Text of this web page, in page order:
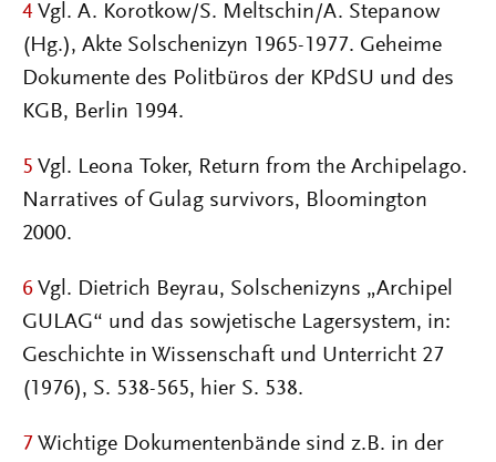
4 Vgl. A. Korotkow/S. Meltschin/A. Stepanow
(Hg.), Akte Solschenizyn 1965-1977. Geheime
Dokumente des Politbüros der KPdSU und des
KGB, Berlin 1994.
5 Vgl. Leona Toker, Return from the Archipelago.
Narratives of Gulag survivors, Bloomington
2000.
6 Vgl. Dietrich Beyrau, Solschenizyns „Archipel
GULAG“ und das sowjetische Lagersystem, in:
Geschichte in Wissenschaft und Unterricht 27
(1976), S. 538-565, hier S. 538.
7 Wichtige Dokumentenbände sind z.B. in der